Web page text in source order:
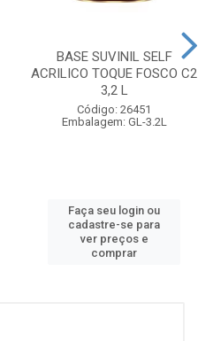
BASE SUVINIL SELF
ACRILICO TOQUE FOSCO C2
3,2 L
Código: 26451
Embalagem: GL-3.2L
Faça seu login ou
cadastre-se para
ver preços e
comprar